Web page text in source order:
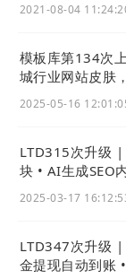
技术的不断进
动手段的不断
革命分别建立
破式技术成果
网为核心，通
——世
2021-08-04
模板库第134次
城行业网站皮肤
2025-05-16
LTD315次升级 |
块 • AI生成SEO
2025-03-17
LTD347次升级 |
金提现自动到账